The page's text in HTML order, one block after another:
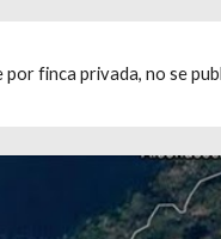
finca privada, no se